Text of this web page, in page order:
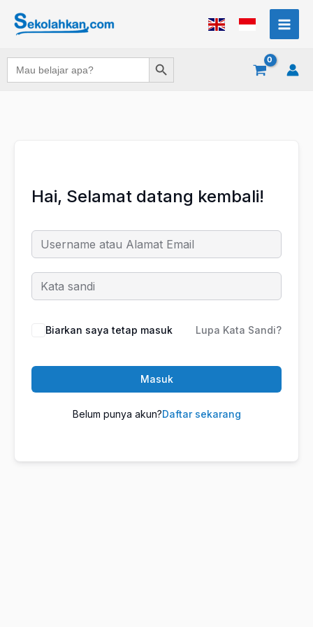
Search
for:
Search Button
Hai, Selamat datang kembali!
Biarkan saya tetap masuk Lupa Kata Sandi?
Masuk
Belum punya akun?Daftar sekarang